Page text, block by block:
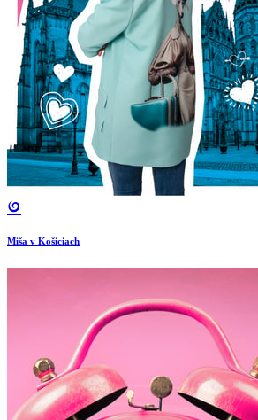
Miša v Košiciach